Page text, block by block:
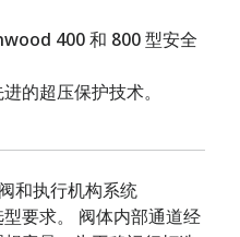
400 和 800 型安全
的超压保护技术。
和执行机构系统
要求。 阀体内部通道经